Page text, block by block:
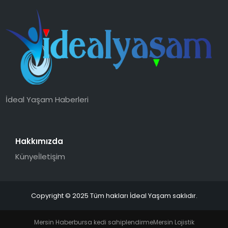
MAGAZIN
SAĞLIK
SOSYAL HABER
İdeal Yaşam Haberleri
Hakkımızda
Künyeİletişim
Copyright © 2025 Tüm hakları İdeal Yaşam saklıdır.
Mersin Haberbursa kedi sahiplendirmeMersin Lojistik